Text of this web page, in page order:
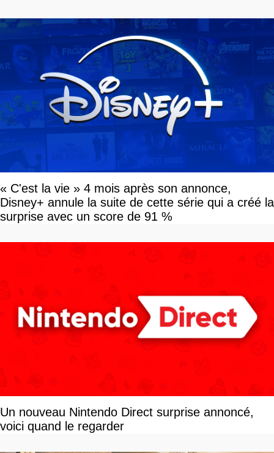
« C'est la vie » 4 mois après son annonce,
Disney+ annule la suite de cette série qui a créé la
surprise avec un score de 91 %
Un nouveau Nintendo Direct surprise annoncé,
voici quand le regarder